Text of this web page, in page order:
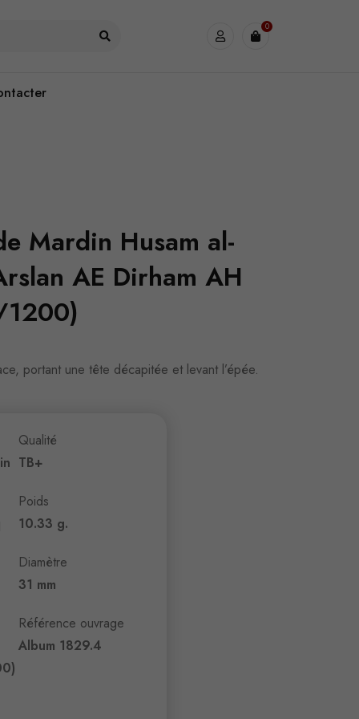
0
Mardin Husam al-
AE Dirham AH
portant une tête décapitée et levant l’épée.
Qualité
TB+
Poids
10.33 g.
Diamètre
31 mm
Référence ouvrage
Album 1829.4